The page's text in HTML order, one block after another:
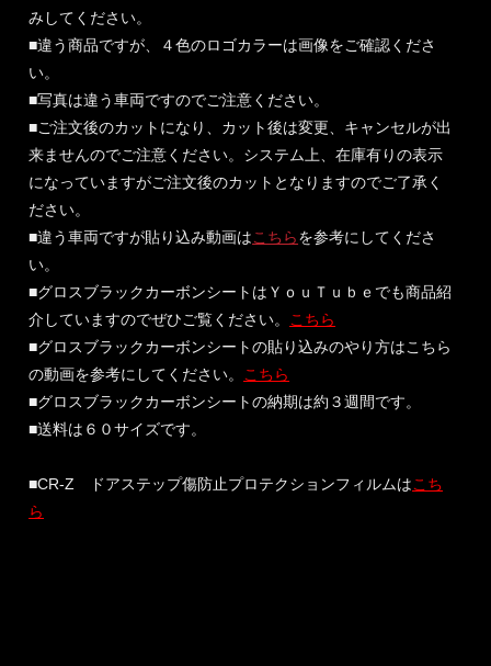
みしてください。
■違う商品ですが、４色のロゴカラーは画像をご確認くださ
い。
■写真は違う車両ですのでご注意ください。
■ご注文後のカットになり、カット後は変更、キャンセルが出
来ませんのでご注意ください。システム上、在庫有りの表示
になっていますがご注文後のカットとなりますのでご了承く
ださい。
■違う車両ですが貼り込み動画はこちらを参考にしてくださ
い。
■グロスブラックカーボンシートはＹｏｕＴｕｂｅでも商品紹
介していますのでぜひご覧ください。
こちら
■グロスブラックカーボンシートの貼り込みのやり方はこちら
の動画を参考にしてください。
こちら
■グロスブラックカーボンシートの納期は約３週間です。
■送料は６０サイズです。
■CR-Z ドアステップ傷防止プロテクションフィルムはこち
ら